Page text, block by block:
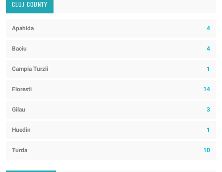
CLUJ COUNTY
Apahida 4
Baciu 4
Campia Turzii 1
Floresti 14
Gilau 3
Huedin 1
Turda 10